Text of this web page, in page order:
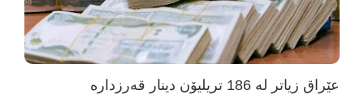
عێراق زیاتر لە 186 تریلیۆن دینار قەرزدارە